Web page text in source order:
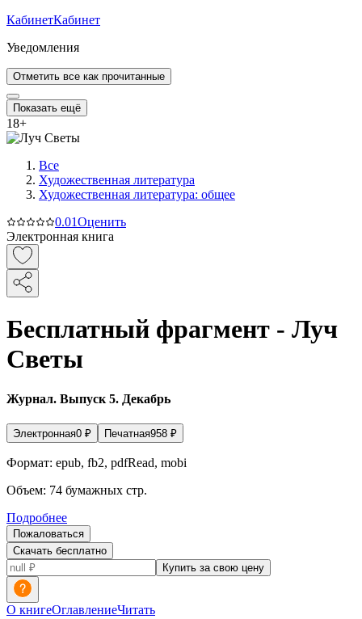
КабинетКабинет
Уведомления
Отметить все как прочитанные
Показать ещё
18+
Все
Художественная литература
Художественная литература: общее
0.01Оценить
Электронная книга
Бесплатный фрагмент - Луч
Светы
Журнал. Выпуск 5. Декабрь
Электронная0 ₽ Печатная958 ₽
Формат: epub, fb2, pdfRead, mobi
Объем: 74 бумажных стр.
Подробнее
Пожаловаться
Скачать бесплатно
Купить за свою цену
О книгеОглавлениеЧитать